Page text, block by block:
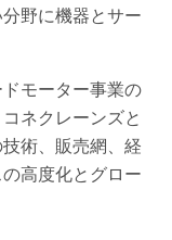
野に機器とサー
モーター事業の
ネクレーンズと
術、販売網、経
高度化とグロー